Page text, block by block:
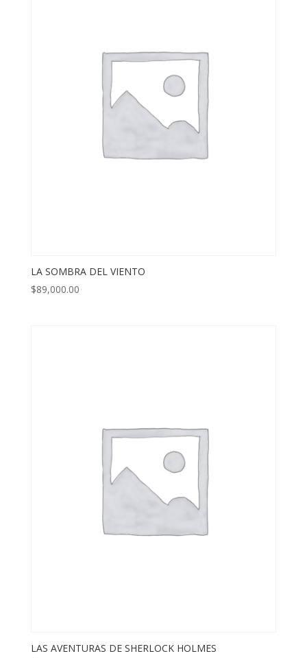
LA SOMBRA DEL VIENTO
$89,000.00
LAS AVENTURAS DE SHERLOCK HOLMES